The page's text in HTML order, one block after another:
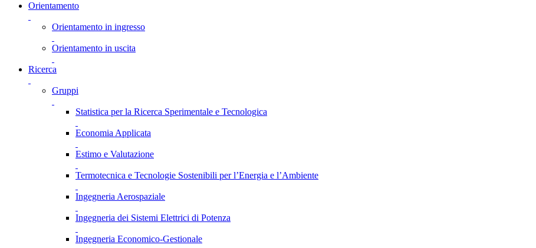
Orientamento
Orientamento in ingresso
Orientamento in uscita
Ricerca
Gruppi
Statistica per la Ricerca Sperimentale e Tecnologica
Economia Applicata
Estimo e Valutazione
Termotecnica e Tecnologie Sostenibili per l’Energia e l’Ambiente
Ingegneria Aerospaziale
Ingegneria dei Sistemi Elettrici di Potenza
Ingegneria Economico-Gestionale